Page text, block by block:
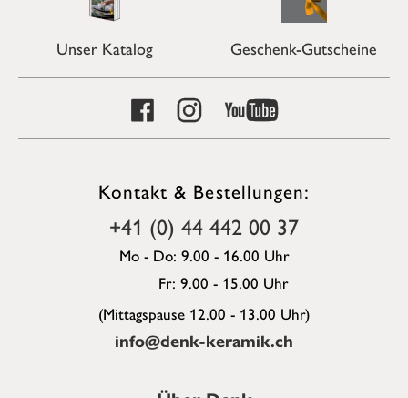
Unser Katalog Geschenk-Gutscheine
Kontakt & Bestellungen:
+41 (0) 44 442 00 37
Mo - Do: 9.00 - 16.00 Uhr
Fr: 9.00 - 15.00 Uhr
(Mittagspause 12.00 - 13.00 Uhr)
info@denk-keramik.ch